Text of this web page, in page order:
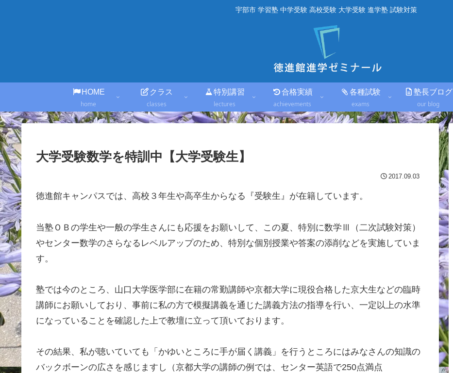
宇部市 学習塾 中学受験 高校受験 大学受験 進学塾 試験対策
HOME
home
クラス
classes
特別講習
lectures
合格実績
achievements
各種試験
exams
塾長ブログ
our blog
大学受験数学を特訓中【大学受験生】
2017.09.03
徳進館キャンパスでは、高校３年生や高卒生からなる『受験生』が在籍しています。
当塾ＯＢの学生や一般の学生さんにも応援をお願いして、この夏、特別に数学Ⅲ（二次試験対策）
やセンター数学のさらなるレベルアップのため、特別な個別授業や答案の添削などを実施していま
す。
塾では今のところ、山口大学医学部に在籍の常勤講師や京都大学に現役合格した京大生などの臨時
講師にお願いしており、事前に私の方で模擬講義を通じた講義方法の指導を行い、一定以上の水準
になっていることを確認した上で教壇に立って頂いております。
その結果、私が聴いていても「かゆいところに手が届く講義」を行うところにはみなさんの知識の
バックボーンの広さを感じますし（京都大学の講師の例では、センター英語で250点満点